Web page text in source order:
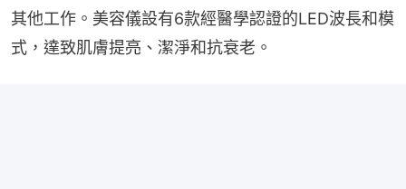
其他工作。美容儀設有6款經醫學認證的LED波長和模
式，達致肌膚提亮、潔淨和抗衰老。